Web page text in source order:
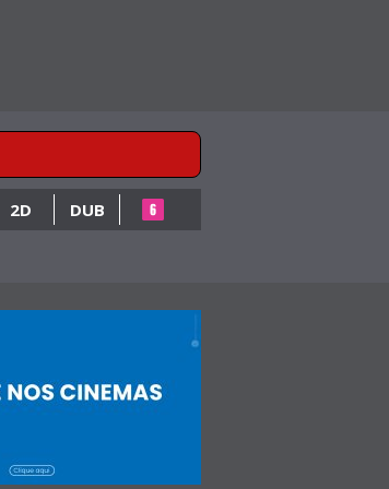
2D DUB